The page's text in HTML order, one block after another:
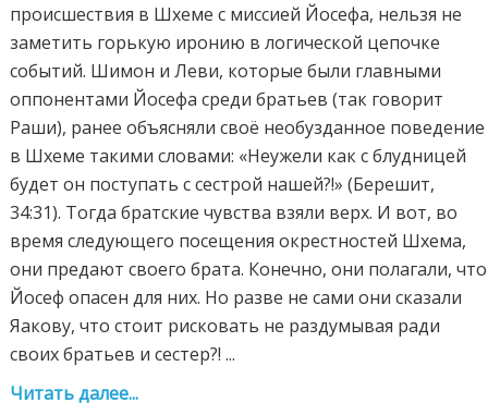
происшествия в Шхеме с миссией Йосефа, нельзя не
заметить горькую иронию в логической цепочке
событий. Шимон и Леви, которые были главными
оппонентами Йосефа среди братьев (так говорит
Раши), ранее объясняли своё необузданное поведение
в Шхеме такими словами: «Неужели как с блудницей
будет он поступать с сестрой нашей?!» (Берешит,
34:31). Тогда братские чувства взяли верх. И вот, во
время следующего посещения окрестностей Шхема,
они предают своего брата. Конечно, они полагали, что
Йосеф опасен для них. Но разве не сами они сказали
Яакову, что стоит рисковать не раздумывая ради
своих братьев и сестер?! ...
Читать далее...